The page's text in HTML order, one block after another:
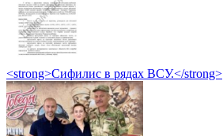
<strong>Сифилис в рядах ВСУ.</strong>